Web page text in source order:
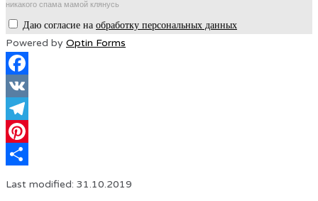
никакого спама мамой клянусь
Даю согласие на обработку персональных данных
Powered by Optin Forms
Facebook
VK
Telegram
Pinterest
Last modified: 31.10.2019